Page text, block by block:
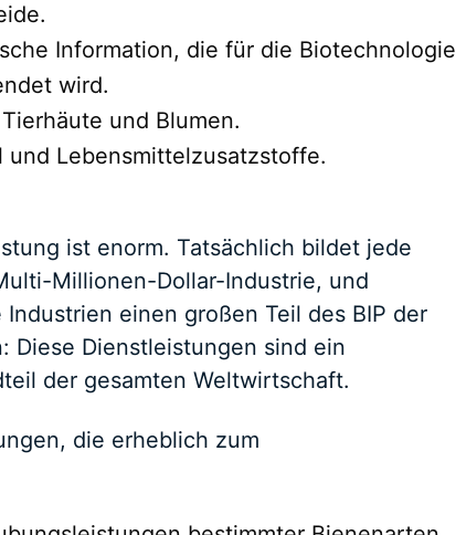
Information, die für die Biotechnologie
wird.
und Blumen.
Lebensmittelzusatzstoffe.
ist enorm. Tatsächlich bildet jede
Millionen-Dollar-Industrie, und
einen großen Teil des BIP der
Diese Dienstleistungen sind ein
der gesamten Weltwirtschaft.
die erheblich zum